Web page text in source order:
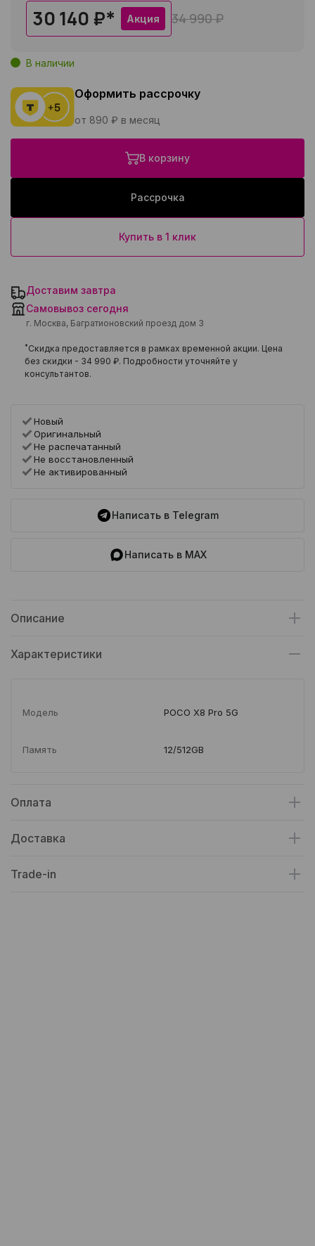
30 140 ₽* Акция 34 990 ₽
В наличии
Оформить рассрочку
от 890 ₽ в месяц
В корзину
Рассрочка
Купить в 1 клик
Доставим завтра
Самовывоз сегодня
г. Москва, Багратионовский проезд дом 3
*Скидка предоставляется в рамках временной акции. Цена
без скидки - 34 990 ₽. Подробности уточняйте у
консультантов.
Новый
Оригинальный
Не распечатанный
Не восстановленный
Не активированный
Написать в Telegram
Написать в MAX
Описание
Характеристики
Модель POCO X8 Pro 5G
Память 12/512GB
Оплата
Доставка
Trade-in